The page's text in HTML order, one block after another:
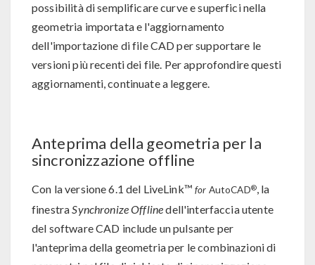
possibilità di semplificare curve e superfici nella
geometria importata e l'aggiornamento
dell'importazione di file CAD per supportare le
versioni più recenti dei file. Per approfondire questi
aggiornamenti, continuate a leggere.
Anteprima della geometria per la
sincronizzazione offline
Con la versione 6.1 del LiveLink™for AutoCAD®, la
finestraSynchronize Offlinedell'interfaccia utente
del software CAD include un pulsante per
l'anteprima della geometria per le combinazioni di